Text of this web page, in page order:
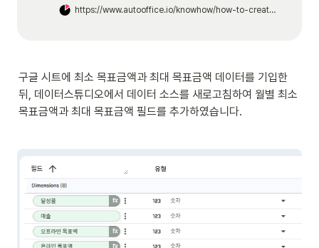
https://www.autooffice.io/knowhow/how-to-create-lookerstudio-with-bigquery
구글 시트에 최소 목표금액과 최대 목표금액 데이터를 기입한
뒤, 데이터스튜디오에서 데이터 소스를 새로고침하여 월별 최소
목표금액과 최대 목표금액 필드를 추가하였습니다.